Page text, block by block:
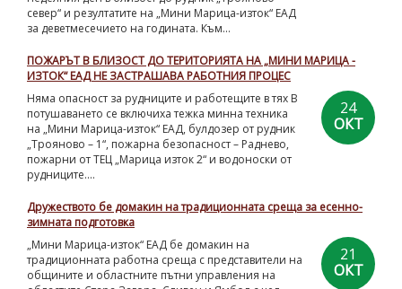
север“ и резултатите на „Мини Марица-изток“ ЕАД
за деветмесечието на годината. Към...
ПОЖАРЪТ В БЛИЗОСТ ДО ТЕРИТОРИЯТА НА „МИНИ МАРИЦА -
ИЗТОК“ ЕАД НЕ ЗАСТРАШАВА РАБОТНИЯ ПРОЦЕС
24
ОКТ
Няма опасност за рудниците и работещите в тях В
потушаването се включиха тежка минна техника
на „Мини Марица-изток“ ЕАД, булдозер от рудник
„Трояново – 1“, пожарна безопасност – Раднево,
пожарни от ТЕЦ „Марица изток 2“ и водоноски от
рудниците....
Дружеството бе домакин на традиционната среща за есенно-
зимната подготовка
21
ОКТ
„Мини Марица-изток“ ЕАД бе домакин на
традиционната работна среща с представители на
общините и областните пътни управления на